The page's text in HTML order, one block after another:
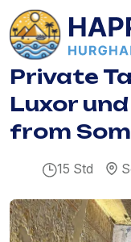
Private
Luxor
from
15 Std